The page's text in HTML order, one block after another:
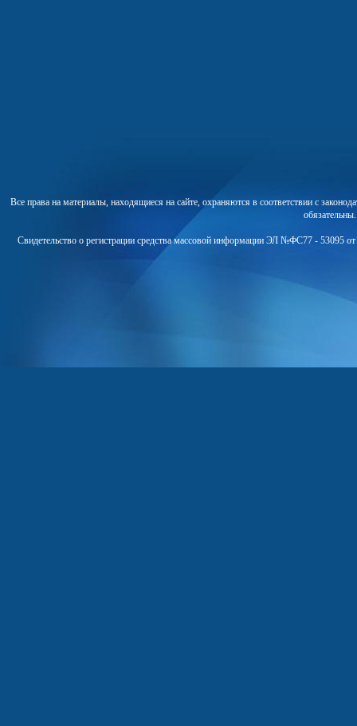
Все права на материалы, находящиеся на сайте, охраняются в соответствии с
Свидетельство о регистрации средства массовой информации ЭЛ №ФС77 - 53095